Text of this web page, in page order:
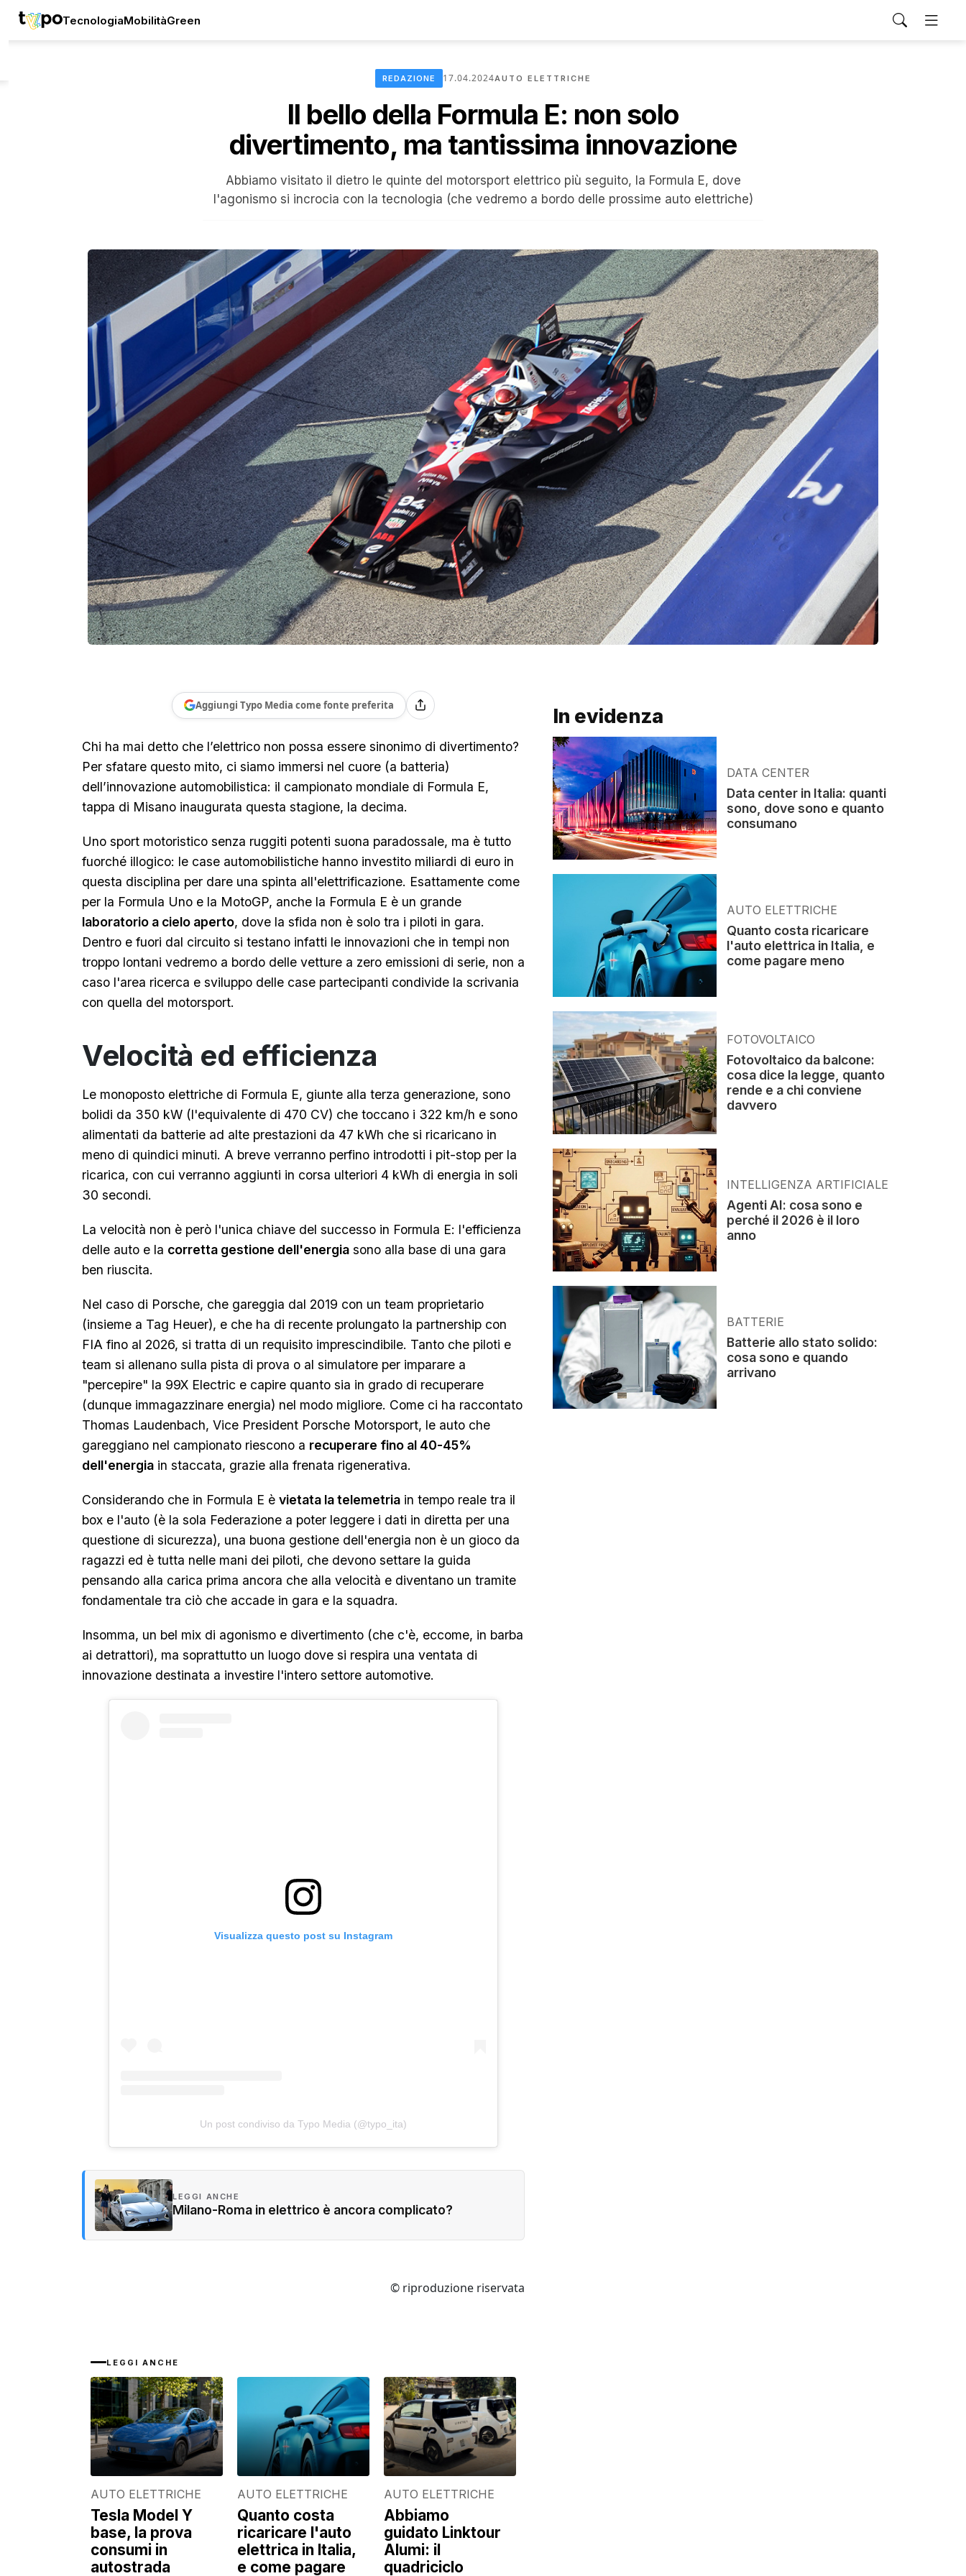
TecnologiaMobilitàGreen
REDAZIONE 17.04.2024AUTO ELETTRICHE
Il bello della Formula E: non solo
divertimento, ma tantissima innovazione
Abbiamo visitato il dietro le quinte del motorsport elettrico più seguito, la Formula E, dove
l'agonismo si incrocia con la tecnologia (che vedremo a bordo delle prossime auto elettriche)
Aggiungi Typo Media come fonte preferita
Chi ha mai detto che l’elettrico non possa essere sinonimo di divertimento?
Per sfatare questo mito, ci siamo immersi nel cuore (a batteria)
dell’innovazione automobilistica: il campionato mondiale di Formula E,
tappa di Misano inaugurata questa stagione, la decima.
Uno sport motoristico senza ruggiti potenti suona paradossale, ma è tutto
fuorché illogico: le case automobilistiche hanno investito miliardi di euro in
questa disciplina per dare una spinta all'elettrificazione. Esattamente come
per la Formula Uno e la MotoGP, anche la Formula E è un grande
laboratorio a cielo aperto, dove la sfida non è solo tra i piloti in gara.
Dentro e fuori dal circuito si testano infatti le innovazioni che in tempi non
troppo lontani vedremo a bordo delle vetture a zero emissioni di serie, non a
caso l'area ricerca e sviluppo delle case partecipanti condivide la scrivania
con quella del motorsport.
Velocità ed efficienza
Le monoposto elettriche di Formula E, giunte alla terza generazione, sono
bolidi da 350 kW (l'equivalente di 470 CV) che toccano i 322 km/h e sono
alimentati da batterie ad alte prestazioni da 47 kWh che si ricaricano in
meno di quindici minuti. A breve verranno perfino introdotti i pit-stop per la
ricarica, con cui verranno aggiunti in corsa ulteriori 4 kWh di energia in soli
30 secondi.
La velocità non è però l'unica chiave del successo in Formula E: l'efficienza
delle auto e la corretta gestione dell'energia sono alla base di una gara
ben riuscita.
Nel caso di Porsche, che gareggia dal 2019 con un team proprietario
(insieme a Tag Heuer), e che ha di recente prolungato la partnership con
FIA fino al 2026, si tratta di un requisito imprescindibile. Tanto che piloti e
team si allenano sulla pista di prova o al simulatore per imparare a
"percepire" la 99X Electric e capire quanto sia in grado di recuperare
(dunque immagazzinare energia) nel modo migliore. Come ci ha raccontato
Thomas Laudenbach, Vice President Porsche Motorsport, le auto che
gareggiano nel campionato riescono a recuperare fino al 40-45%
dell'energia in staccata, grazie alla frenata rigenerativa.
Considerando che in Formula E è vietata la telemetria in tempo reale tra il
box e l'auto (è la sola Federazione a poter leggere i dati in diretta per una
questione di sicurezza), una buona gestione dell'energia non è un gioco da
ragazzi ed è tutta nelle mani dei piloti, che devono settare la guida
pensando alla carica prima ancora che alla velocità e diventano un tramite
fondamentale tra ciò che accade in gara e la squadra.
Insomma, un bel mix di agonismo e divertimento (che c'è, eccome, in barba
ai detrattori), ma soprattutto un luogo dove si respira una ventata di
innovazione destinata a investire l'intero settore automotive.
Visualizza questo post su Instagram
Un post condiviso da Typo Media (@typo_ita)
LEGGI ANCHE
Milano-Roma in elettrico è ancora complicato?
© riproduzione riservata
LEGGI ANCHE
AUTO ELETTRICHE
Tesla Model Y
base, la prova
consumi in
autostrada
AUTO ELETTRICHE
Quanto costa
ricaricare l'auto
elettrica in Italia,
e come pagare
AUTO ELETTRICHE
Abbiamo
guidato Linktour
Alumi: il
quadriciclo
In evidenza
DATA CENTER
Data center in Italia: quanti
sono, dove sono e quanto
consumano
AUTO ELETTRICHE
Quanto costa ricaricare
l'auto elettrica in Italia, e
come pagare meno
FOTOVOLTAICO
Fotovoltaico da balcone:
cosa dice la legge, quanto
rende e a chi conviene
davvero
INTELLIGENZA ARTIFICIALE
Agenti AI: cosa sono e
perché il 2026 è il loro
anno
BATTERIE
Batterie allo stato solido:
cosa sono e quando
arrivano